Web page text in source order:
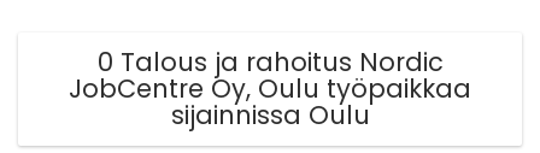
0 Talous ja rahoitus Nordic
JobCentre Oy, Oulu työpaikkaa
sijainnissa Oulu